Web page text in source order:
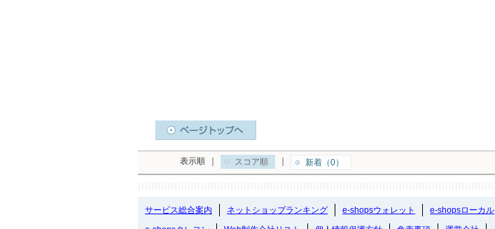
表示順 スコア順 新着（0）
サービス総合案内 ネットショップランキング e-shopsウォレット e-shopsローカル